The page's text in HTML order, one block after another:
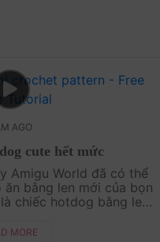
AGO
cute hết mức
Amigu World đã có thể
bằng len mới của bọn
chiếc hotdog bằng len
m....
MORE